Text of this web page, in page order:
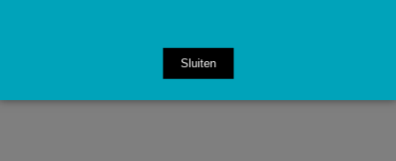
Toevoegen aan winkelwagen
Sluiten